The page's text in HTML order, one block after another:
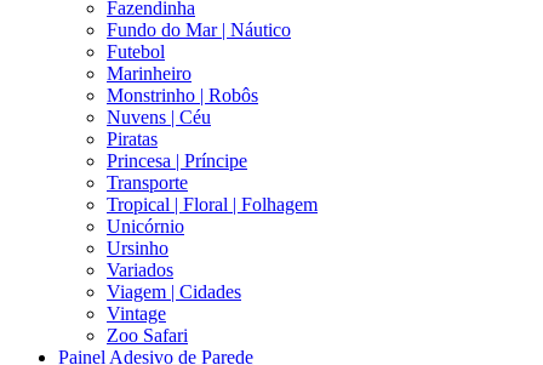
Fazendinha
Fundo do Mar | Náutico
Futebol
Marinheiro
Monstrinho | Robôs
Nuvens | Céu
Piratas
Princesa | Príncipe
Transporte
Tropical | Floral | Folhagem
Unicórnio
Ursinho
Variados
Viagem | Cidades
Vintage
Zoo Safari
Painel Adesivo de Parede